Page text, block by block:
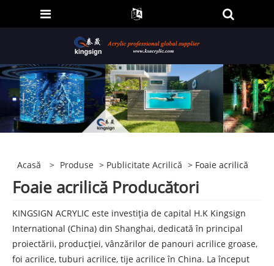
Acasă > Produse > Publicitate Acrilică > Foaie acrilică
Foaie acrilică Producători
KINGSIGN ACRYLIC este investiția de capital H.K Kingsign
International (China) din Shanghai, dedicată în principal
proiectării, producției, vânzărilor de panouri acrilice groase,
foi acrilice, tuburi acrilice, tije acrilice în China. La început